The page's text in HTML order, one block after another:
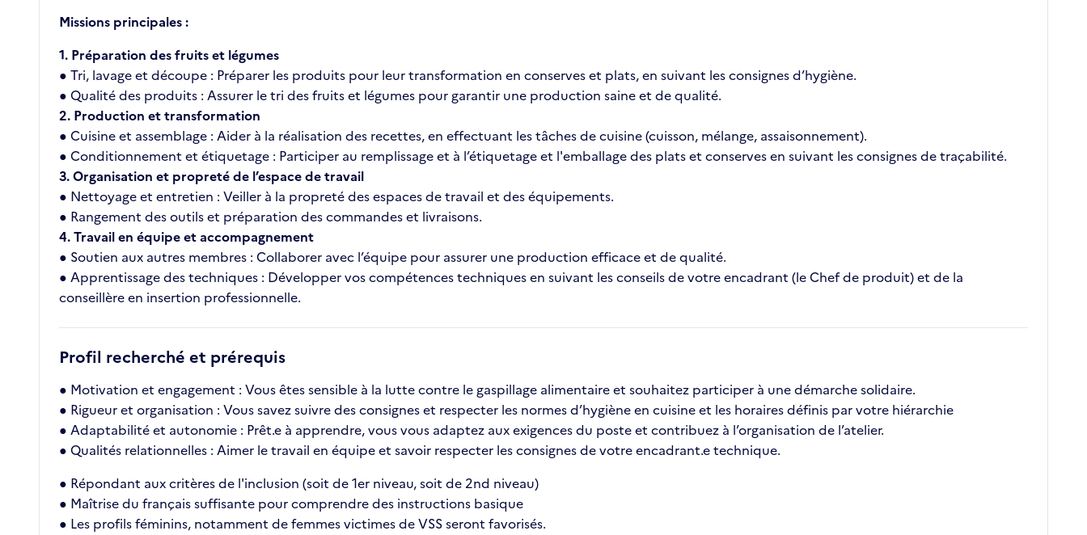
Missions principales :
1. Préparation des fruits et légumes
● Tri, lavage et découpe : Préparer les produits pour leur transformation en conserves et plats, en suivant les consignes d’hygiène.
● Qualité des produits : Assurer le tri des fruits et légumes pour garantir une production saine et de qualité.
2. Production et transformation
● Cuisine et assemblage : Aider à la réalisation des recettes, en effectuant les tâches de cuisine (cuisson, mélange, assaisonnement).
● Conditionnement et étiquetage : Participer au remplissage et à l’étiquetage et l'emballage des plats et conserves en suivant les consignes de traçabilité.
3. Organisation et propreté de l’espace de travail
● Nettoyage et entretien : Veiller à la propreté des espaces de travail et des équipements.
● Rangement des outils et préparation des commandes et livraisons.
4. Travail en équipe et accompagnement
● Soutien aux autres membres : Collaborer avec l’équipe pour assurer une production efficace et de qualité.
● Apprentissage des techniques : Développer vos compétences techniques en suivant les conseils de votre encadrant (le Chef de produit) et de la
conseillère en insertion professionnelle.
Profil recherché et prérequis
● Motivation et engagement : Vous êtes sensible à la lutte contre le gaspillage alimentaire et souhaitez participer à une démarche solidaire.
● Rigueur et organisation : Vous savez suivre des consignes et respecter les normes d’hygiène en cuisine et les horaires définis par votre hiérarchie
● Adaptabilité et autonomie : Prêt.e à apprendre, vous vous adaptez aux exigences du poste et contribuez à l’organisation de l’atelier.
● Qualités relationnelles : Aimer le travail en équipe et savoir respecter les consignes de votre encadrant.e technique.
● Répondant aux critères de l'inclusion (soit de 1er niveau, soit de 2nd niveau)
● Maîtrise du français suffisante pour comprendre des instructions basique
● Les profils féminins, notamment de femmes victimes de VSS seront favorisés.